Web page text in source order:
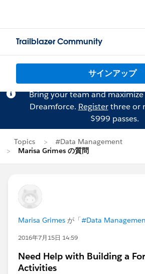
Trailblazer Community
サインアップ
Bring your team and
Dreamforce. Registerthree or
$999 passes.
Topics
#Data Management
Marisa Grimes の質問
Marisa Grimes が「#Data
2016年7月15日 14:59
Need Help with Building a
Activities